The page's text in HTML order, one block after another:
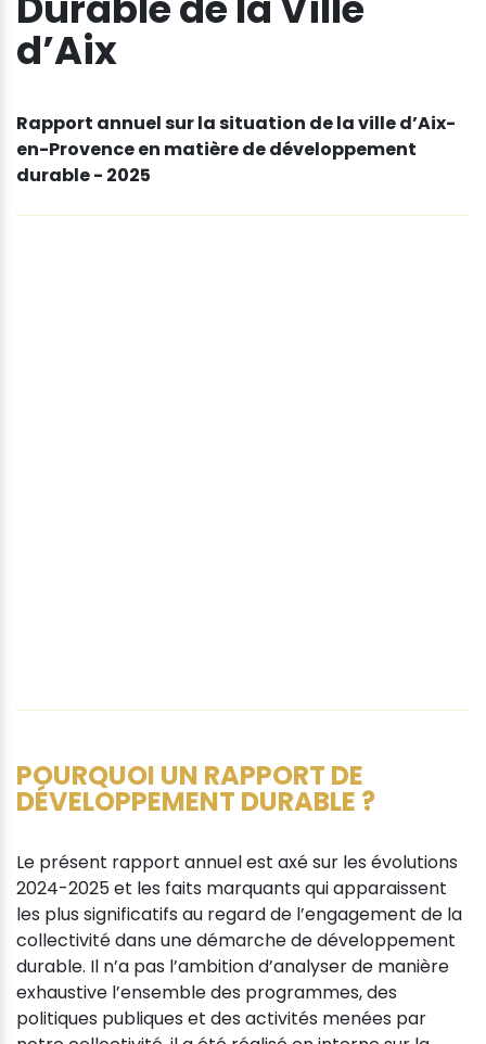
d’Aix
Rapport annuel sur la situation de la ville d’Aix-
en-Provence en matière de développement
durable - 2025
POURQUOI UN RAPPORT DE
DÉVELOPPEMENT DURABLE ?
Le présent rapport annuel est axé sur les évolutions
2024-2025 et les faits marquants qui apparaissent
les plus significatifs au regard de l’engagement de la
collectivité dans une démarche de développement
durable. Il n’a pas l’ambition d’analyser de manière
exhaustive l’ensemble des programmes, des
politiques publiques et des activités menées par